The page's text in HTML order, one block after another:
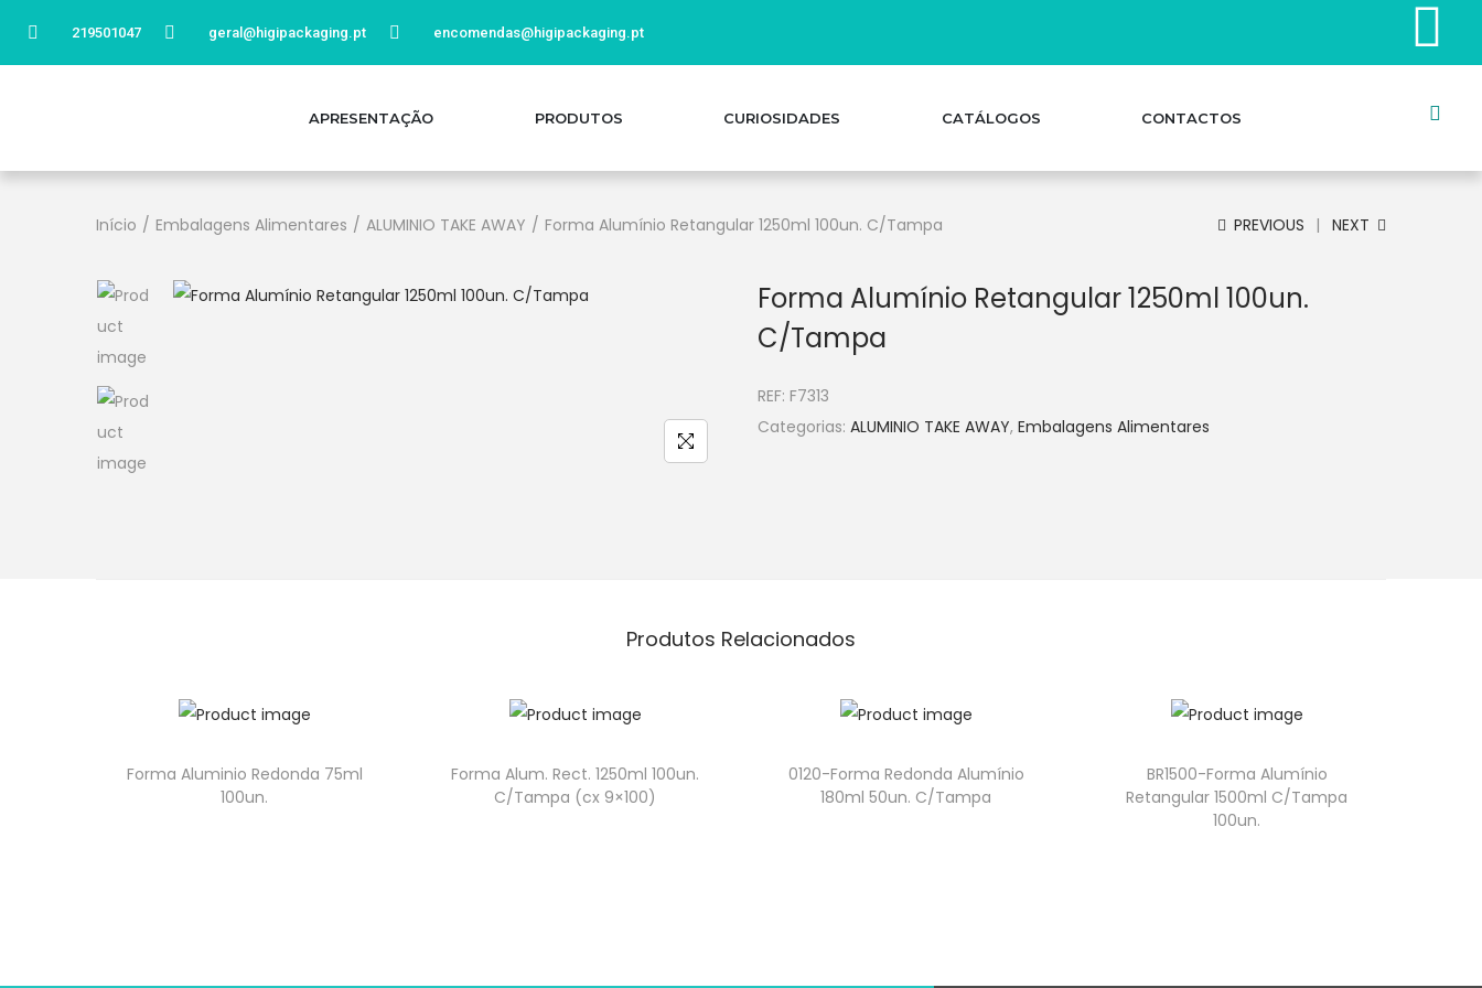
219501047 geral@higipackaging.pt encomendas@higipackaging.pt
APRESENTAÇÃO PRODUTOS CURIOSIDADES CATÁLOGOS CONTACTOS
Início / Embalagens Alimentares / ALUMINIO TAKE AWAY / Forma Alumínio Retangular 1250ml 100un. C/Tampa PREVIOUS NEXT
Forma Alumínio Retangular 1250ml 100un.
C/Tampa
REF: F7313
Categorias: ALUMINIO TAKE AWAY, Embalagens Alimentares
Produtos Relacionados
Forma Aluminio Redonda 75ml
100un.
Forma Alum. Rect. 1250ml 100un.
C/Tampa (cx 9×100)
0120-Forma Redonda Alumínio
180ml 50un. C/Tampa
BR1500-Forma Alumínio
Retangular 1500ml C/Tampa
100un.